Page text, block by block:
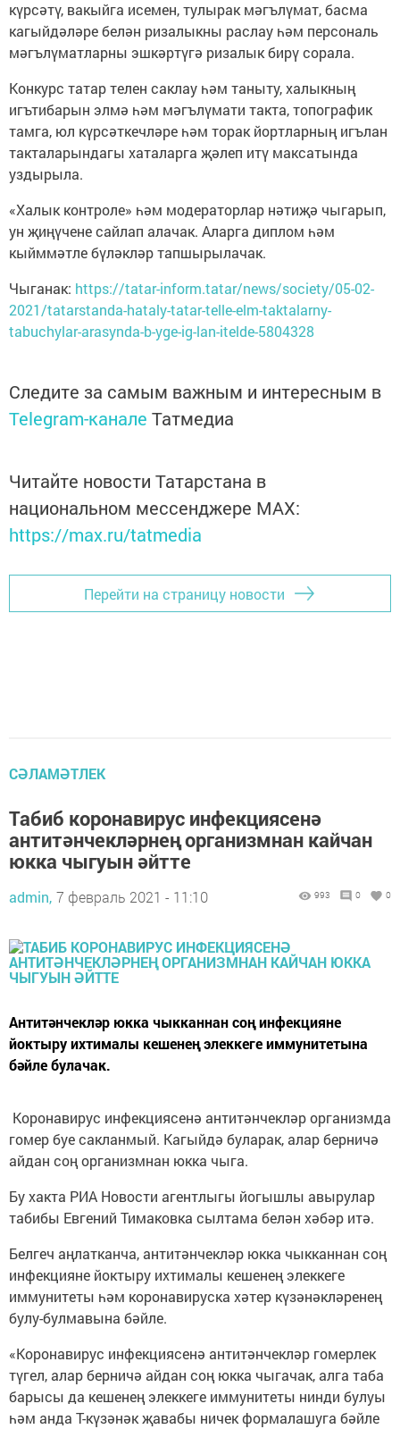
күрсәтү, вакыйга исемен, тулырак мәгълүмат, басма
кагыйдәләре белән ризалыкны раслау һәм персональ
мәгълүматларны эшкәртүгә ризалык бирү сорала.
Конкурс татар телен саклау һәм таныту, халыкның
игътибарын элмә һәм мәгълүмати такта, топографик
тамга, юл күрсәткечләре һәм торак йортларның игълан
такталарындагы хаталарга җәлеп итү максатында
уздырыла.
«Халык контроле» һәм модераторлар нәтиҗә чыгарып,
ун җиңүчене сайлап алачак. Аларга диплом һәм
кыйммәтле бүләкләр тапшырылачак.
Чыганак: https://tatar-inform.tatar/news/society/05-02-
2021/tatarstanda-hataly-tatar-telle-elm-taktalarny-
tabuchylar-arasynda-b-yge-ig-lan-itelde-5804328
Следите за самым важным и интересным в
Telegram-канале Татмедиа
Читайте новости Татарстана в
национальном мессенджере MАХ:
https://max.ru/tatmedia
Перейти на страницу новости
СӘЛАМӘТЛЕК
Табиб коронавирус инфекциясенә
антитәнчекләрнең организмнан кайчан
юкка чыгуын әйтте
admin, 7 февраль 2021 - 11:10 993 0 0
Антитәнчекләр юкка чыкканнан соң инфекцияне
йоктыру ихтималы кешенең элеккеге иммунитетына
бәйле булачак.
Коронавирус инфекциясенә антитәнчекләр организмда
гомер буе сакланмый. Кагыйдә буларак, алар берничә
айдан соң организмнан юкка чыга.
Бу хакта РИА Новости агентлыгы йогышлы авырулар
табибы Евгений Тимаковка сылтама белән хәбәр итә.
Белгеч аңлатканча, антитәнчекләр юкка чыкканнан соң
инфекцияне йоктыру ихтималы кешенең элеккеге
иммунитеты һәм коронавируска хәтер күзәнәкләренең
булу-булмавына бәйле.
«Коронавирус инфекциясенә антитәнчекләр гомерлек
түгел, алар берничә айдан соң юкка чыгачак, алга таба
барысы да кешенең элеккеге иммунитеты нинди булуы
һәм анда Т-күзәнәк җавабы ничек формалашуга бәйле